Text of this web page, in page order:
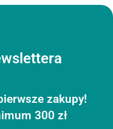
zakupy!
300 zł